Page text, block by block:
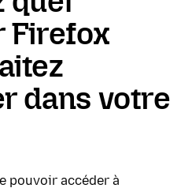
Firefox
dans votre
pouvoir accéder à